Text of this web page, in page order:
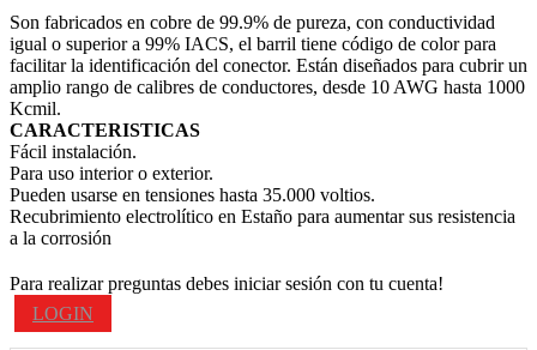
Son fabricados en cobre de 99.9% de pureza, con conductividad
igual o superior a 99% IACS, el barril tiene código de color para
facilitar la identificación del conector. Están diseñados para cubrir un
amplio rango de calibres de conductores, desde 10 AWG hasta 1000
Kcmil.
CARACTERISTICAS
Fácil instalación.
Para uso interior o exterior.
Pueden usarse en tensiones hasta 35.000 voltios.
Recubrimiento electrolítico en Estaño para aumentar sus resistencia
a la corrosión
Para realizar preguntas debes iniciar sesión con tu cuenta!
LOGIN